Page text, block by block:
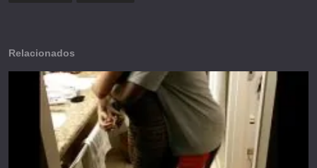
Relacionados